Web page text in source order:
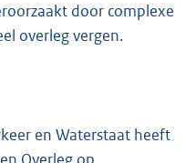
door complexe
overleg vergen.
en Waterstaat heeft
Overleg op